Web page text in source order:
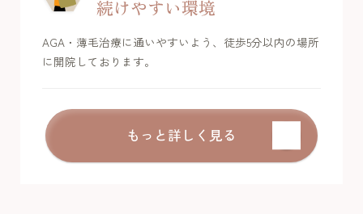
続けやすい環境
AGA・薄毛治療に通いやすいよう、徒歩5分以内の場所
に開院しております。
もっと詳しく見る